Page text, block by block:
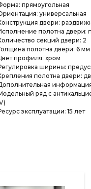
прямоугольная
универсальная
двери:
полотна двери:
секций двери: 2
полотна двери: 6 мм
профиля: хром
ширины:
полотна двери:
ряд с
эксплуатации: 15 лет